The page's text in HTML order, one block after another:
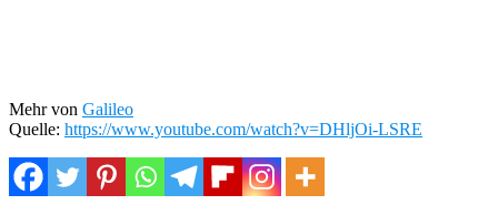
Mehr von Galileo
Quelle: https://www.youtube.com/watch?v=DHljOi-LSRE